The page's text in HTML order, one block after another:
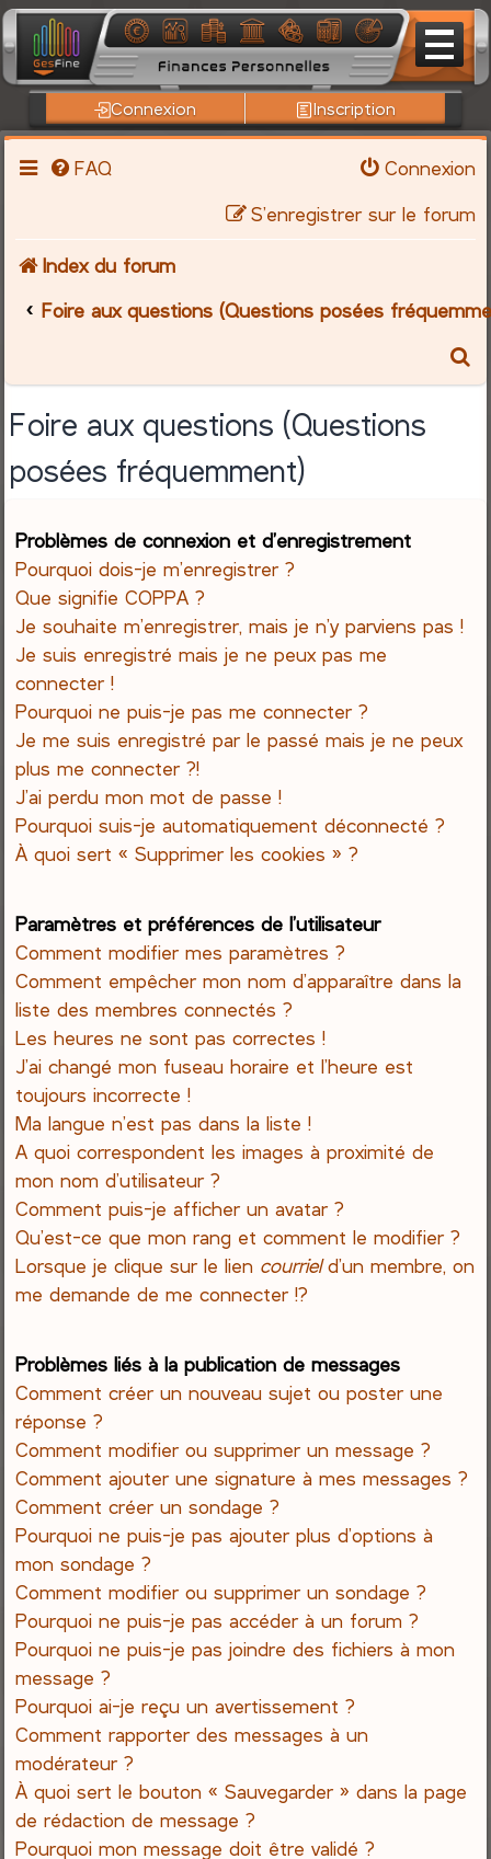
Connexion Inscription
FAQ
Connexion
S’enregistrer sur le forum
Index du forum
Foire aux questions (Questions posées
Foire aux questions (Questions
posées fréquemment)
Problèmes de connexion et d’enregistrement
Pourquoi dois-je m’enregistrer ?
Que signifie COPPA ?
Je souhaite m’enregistrer, mais je n’y parviens pas !
Je suis enregistré mais je ne peux pas me
connecter !
Pourquoi ne puis-je pas me connecter ?
Je me suis enregistré par le passé mais je ne peux
plus me connecter ?!
J’ai perdu mon mot de passe !
Pourquoi suis-je automatiquement déconnecté ?
À quoi sert « Supprimer les cookies » ?
Paramètres et préférences de l’utilisateur
Comment modifier mes paramètres ?
Comment empêcher mon nom d’apparaître dans la
liste des membres connectés ?
Les heures ne sont pas correctes !
J’ai changé mon fuseau horaire et l’heure est
toujours incorrecte !
Ma langue n’est pas dans la liste !
A quoi correspondent les images à proximité de
mon nom d’utilisateur ?
Comment puis-je afficher un avatar ?
Qu’est-ce que mon rang et comment le modifier ?
Lorsque je clique sur le lien courrield’un membre, on
me demande de me connecter !?
Problèmes liés à la publication de messages
Comment créer un nouveau sujet ou poster une
réponse ?
Comment modifier ou supprimer un message ?
Comment ajouter une signature à mes messages ?
Comment créer un sondage ?
Pourquoi ne puis-je pas ajouter plus d’options à
mon sondage ?
Comment modifier ou supprimer un sondage ?
Pourquoi ne puis-je pas accéder à un forum ?
Pourquoi ne puis-je pas joindre des fichiers à mon
message ?
Pourquoi ai-je reçu un avertissement ?
Comment rapporter des messages à un
modérateur ?
À quoi sert le bouton « Sauvegarder » dans la page
de rédaction de message ?
Pourquoi mon message doit être validé ?